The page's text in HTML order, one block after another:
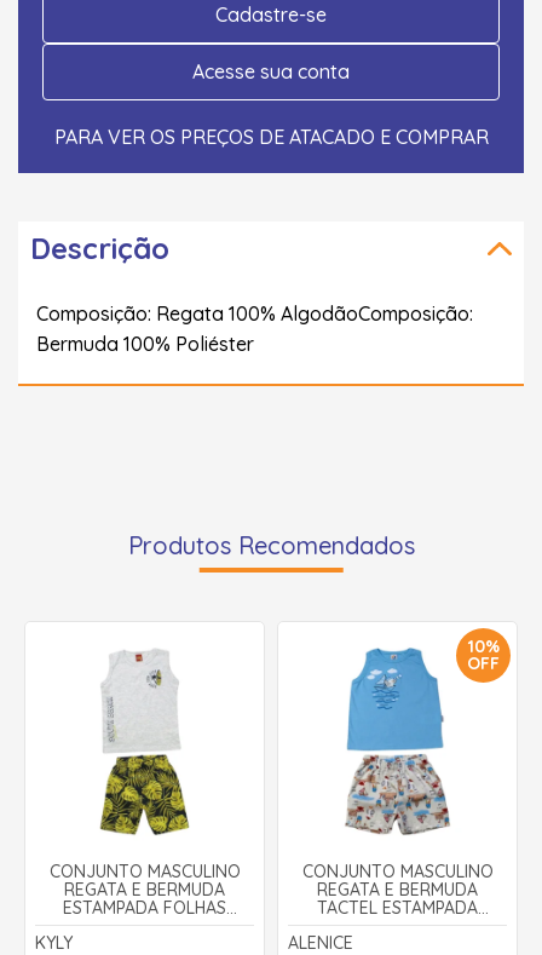
Cadastre-se
Acesse sua conta
PARA VER OS PREÇOS DE ATACADO E COMPRAR
Descrição
Composição: Regata 100% AlgodãoComposição:
Bermuda 100% Poliéster
Produtos Recomendados
CONJUNTO MASCULINO
REGATA E BERMUDA
ESTAMPADA FOLHAS
1000381 - KYLY
KYLY
10%
OFF
CONJUNTO MASCULINO
REGATA E BERMUDA
TACTEL ESTAMPADA
BARCO 70342 - ALENICE
ALENICE